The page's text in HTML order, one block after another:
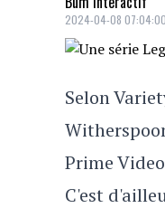
2024-04-08 07:04:00
Selon
Prime
C'est